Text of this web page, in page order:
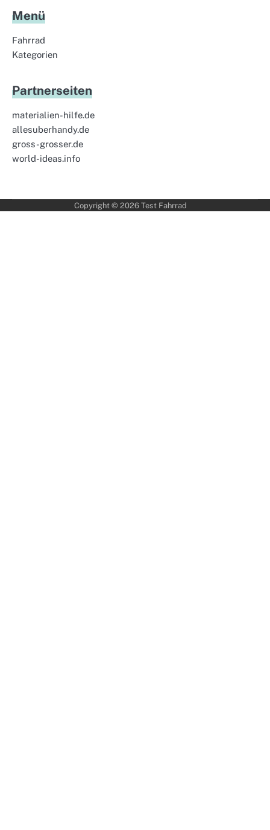
Menü
Fahrrad
Kategorien
Partnerseiten
materialien-hilfe.de
allesuberhandy.de
gross-grosser.de
world-ideas.info
Copyright © 2026 Test Fahrrad